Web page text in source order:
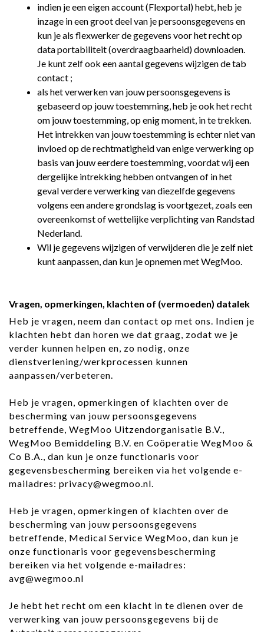
indien je een eigen account (Flexportal) hebt, heb je
inzage in een groot deel van je persoonsgegevens en
kun je als flexwerker de gegevens voor het recht op
data portabiliteit (overdraagbaarheid) downloaden.
Je kunt zelf ook een aantal gegevens wijzigen de tab
contact ;
als het verwerken van jouw persoonsgegevens is
gebaseerd op jouw toestemming, heb je ook het recht
om jouw toestemming, op enig moment, in te trekken.
Het intrekken van jouw toestemming is echter niet van
invloed op de rechtmatigheid van enige verwerking op
basis van jouw eerdere toestemming, voordat wij een
dergelijke intrekking hebben ontvangen of in het
geval verdere verwerking van diezelfde gegevens
volgens een andere grondslag is voortgezet, zoals een
overeenkomst of wettelijke verplichting van Randstad
Nederland.
Wil je gegevens wijzigen of verwijderen die je zelf niet
kunt aanpassen, dan kun je opnemen met WegMoo.
Vragen, opmerkingen, klachten of (vermoeden) datalek
Heb je vragen, neem dan contact op met ons. Indien je
klachten hebt dan horen we dat graag, zodat we je
verder kunnen helpen en, zo nodig, onze
dienstverlening/werkprocessen kunnen
aanpassen/verbeteren.
Heb je vragen, opmerkingen of klachten over de
bescherming van jouw persoonsgegevens
betreffende, WegMoo Uitzendorganisatie B.V.,
WegMoo Bemiddeling B.V. en Coöperatie WegMoo &
Co B.A., dan kun je onze functionaris voor
gegevensbescherming bereiken via het volgende e-
mailadres: privacy@wegmoo.nl.
Heb je vragen, opmerkingen of klachten over de
bescherming van jouw persoonsgegevens
betreffende, Medical Service WegMoo, dan kun je
onze functionaris voor gegevensbescherming
bereiken via het volgende e-mailadres:
avg@wegmoo.nl
Je hebt het recht om een klacht in te dienen over de
verwerking van jouw persoonsgegevens bij de